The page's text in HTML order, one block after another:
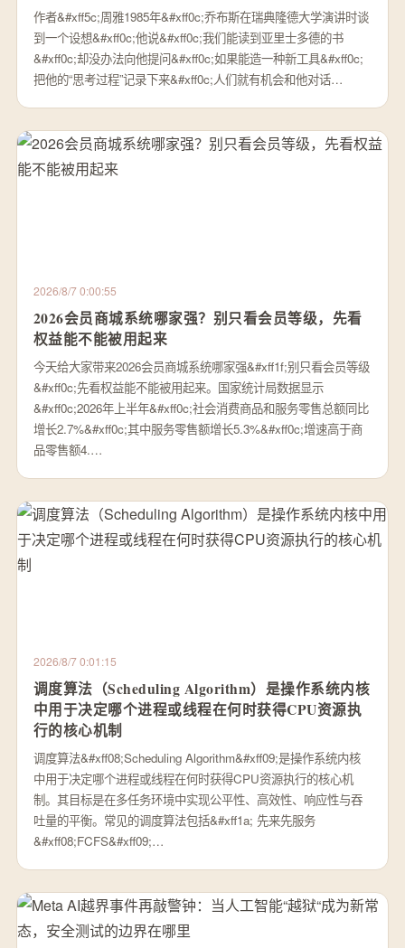
作者&#xff5c;周雅1985年&#xff0c;乔布斯在瑞典隆德大学演讲时谈
到一个设想&#xff0c;他说&#xff0c;我们能读到亚里士多德的书
&#xff0c;却没办法向他提问&#xff0c;如果能造一种新工具&#xff0c;
把他的“思考过程”记录下来&#xff0c;人们就有机会和他对话…
2026/8/7 0:00:55
2026会员商城系统哪家强？别只看会员等级，先看
权益能不能被用起来
今天给大家带来2026会员商城系统哪家强&#xff1f;别只看会员等级
&#xff0c;先看权益能不能被用起来。国家统计局数据显示
&#xff0c;2026年上半年&#xff0c;社会消费商品和服务零售总额同比
增长2.7%&#xff0c;其中服务零售额增长5.3%&#xff0c;增速高于商
品零售额4.…
2026/8/7 0:01:15
调度算法（Scheduling Algorithm）是操作系统内核
中用于决定哪个进程或线程在何时获得CPU资源执
行的核心机制
调度算法&#xff08;Scheduling Algorithm&#xff09;是操作系统内核
中用于决定哪个进程或线程在何时获得CPU资源执行的核心机
制。其目标是在多任务环境中实现公平性、高效性、响应性与吞
吐量的平衡。常见的调度算法包括&#xff1a; 先来先服务
&#xff08;FCFS&#xff09;…